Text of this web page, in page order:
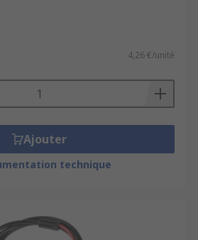
4,26 €/unité
Ajouter
technique